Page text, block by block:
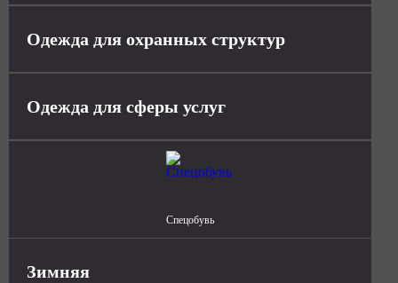
Одежда для охранных структур
Одежда для сферы услуг
Спецобувь
Зимняя